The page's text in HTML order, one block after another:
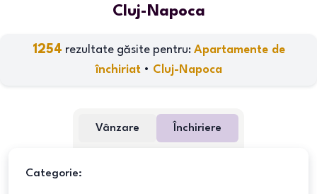
Cluj-Napoca
1254 rezultate găsite pentru: Apartamente de
închiriat • Cluj-Napoca
Vânzare Închiriere
Categorie: